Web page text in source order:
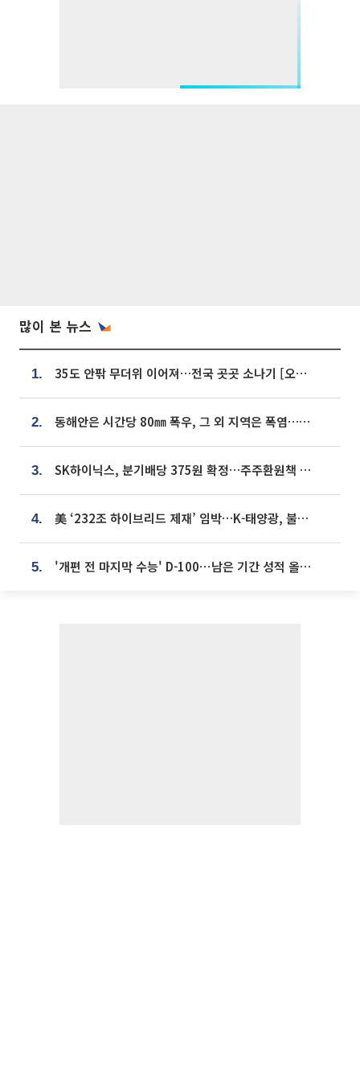
많이 본 뉴스
1. 35도 안팎 무더위 이어져…전국 곳곳 소나기 [오늘 날씨]
2. 동해안은 시간당 80㎜ 폭우, 그 외 지역은 폭염…‘극과 극 날씨’
3. SK하이닉스, 분기배당 375원 확정…주주환원책 9월로 앞당겨 발표
4. 美 ‘232조 하이브리드 제재’ 임박…K-태양광, 불확실성 털고 날개 다나
5. '개편 전 마지막 수능' D-100⋯남은 기간 성적 올릴 전략은